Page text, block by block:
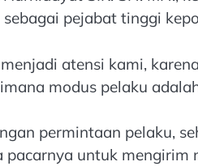
pejabat tinggi
atensi kami,
modus pelaku
permintaan pelaku,
pacarnya untuk mengirim